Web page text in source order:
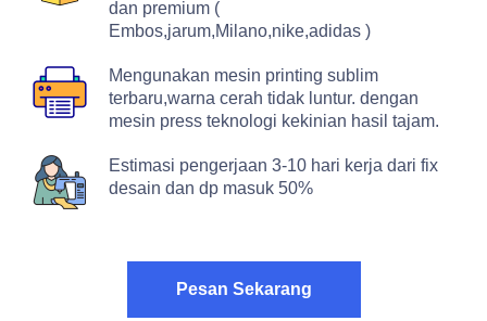
dan premium (
Embos,jarum,Milano,nike,adidas )
Mengunakan mesin printing sublim
terbaru,warna cerah tidak luntur. dengan
mesin press teknologi kekinian hasil tajam.
Estimasi pengerjaan 3-10 hari kerja dari fix
desain dan dp masuk 50%
Pesan Sekarang